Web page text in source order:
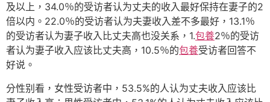
及以上，34.0％的受访者认为丈夫的收入最好保持在妻子的2
倍以内。22.0％的受访者认为夫妻收入差不多最好，13.1％
的受访者认为妻子收入比丈夫高也没关系，1.包養2％的受访
者认为妻子收入应该比丈夫高，10.5％的包養受访者回答不
好说。
分性别看，女性受访者中，53.5%的人认为丈夫收入应该比